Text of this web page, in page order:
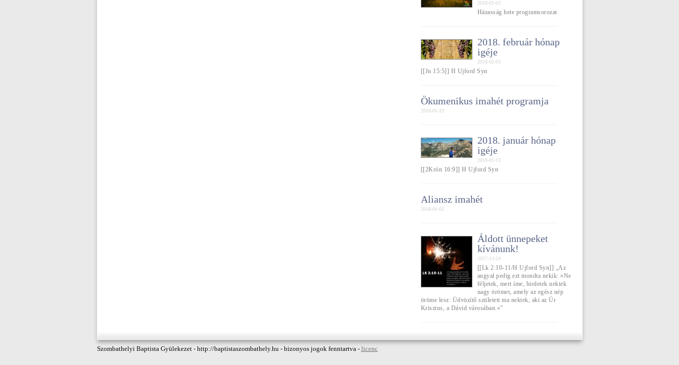
2018-02-03
Házasság hete programsorozat
2018. február hónap
igéje
2018-02-03
[[Jn 15:5]] H Ujford Syn
Ökumenikus imahét programja
2018-01-19
2018. január hónap
igéje
2018-01-13
[[2Krón 16:9]] H Ujford Syn
Aliansz imahét
2018-01-05
Áldott ünnepeket
kívánunk!
2017-12-24
[[Lk 2:10-11/H Ujford Syn]] „Az
angyal pedig ezt mondta nekik: »Ne
féljetek, mert íme, hirdetek nektek
nagy örömet, amely az egész nép
öröme lesz: Üdvözítő született ma nektek, aki az Úr
Krisztus, a Dávid városában.«”
Szombathelyi Baptista Gyülekezet - http://baptistaszombathely.hu - bizonyos jogok fenntartva - licenc